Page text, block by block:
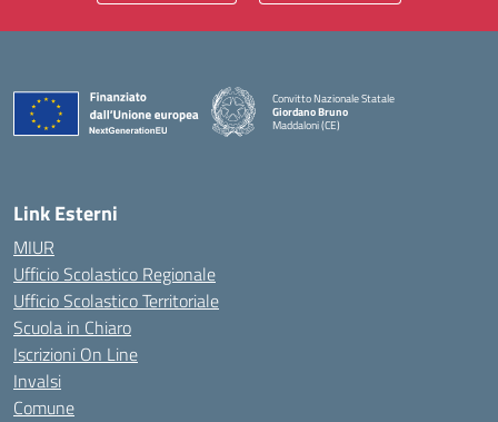
Convitto Nazionale Statale
Giordano Bruno
Maddaloni (CE)
Link Esterni
MIUR
Ufficio Scolastico Regionale
Ufficio Scolastico Territoriale
Scuola in Chiaro
Iscrizioni On Line
Invalsi
Comune